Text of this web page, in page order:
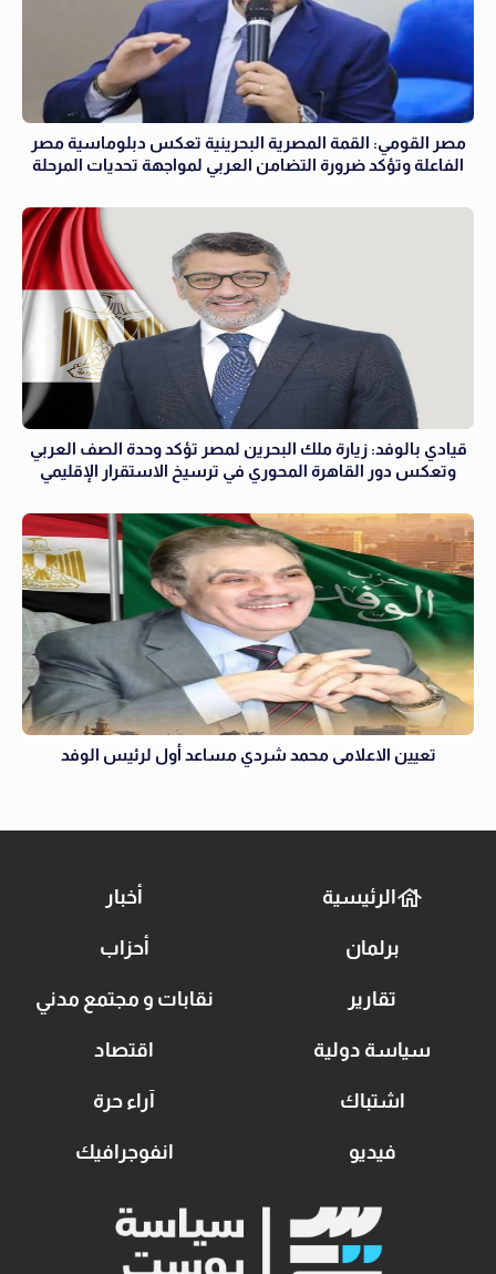
مصر القومي: القمة المصرية البحرينية تعكس دبلوماسية مصر
الفاعلة وتؤكد ضرورة التضامن العربي لمواجهة تحديات المرحلة
قيادي بالوفد: زيارة ملك البحرين لمصر تؤكد وحدة الصف العربي
وتعكس دور القاهرة المحوري في ترسيخ الاستقرار الإقليمي
تعيين الاعلامى محمد شردي مساعد أول لرئيس الوفد
الرئيسية أخبار
برلمان أحزاب
تقارير نقابات و مجتمع مدني
سياسة دولية اقتصاد
اشتباك آراء حرة
فيديو انفوجرافيك